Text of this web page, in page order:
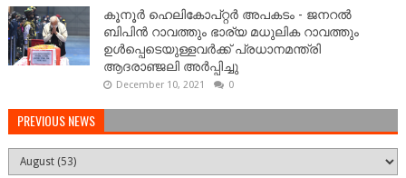
കൂനൂർ ഹെലികോപ്റ്റർ അപകടം - ജനറല്‍
ബിപിന്‍ റാവത്തും ഭാര്യ മധുലിക റാവത്തും
ഉള്‍പ്പെടെയുള്ളവർക്ക് പ്രധാനമന്ത്രി
ആദരാഞ്ജലി അർപ്പിച്ചു
December 10, 2021 0
PREVIOUS NEWS